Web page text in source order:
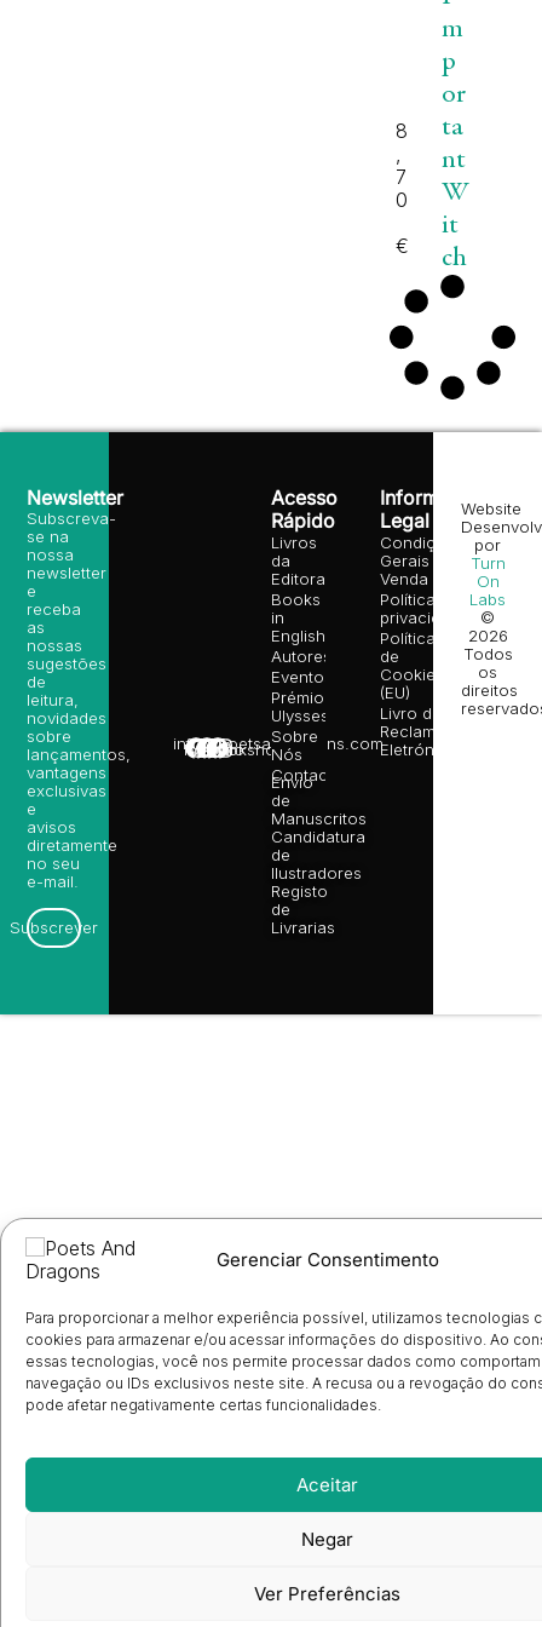
Gerenciar Consentimento
Para proporcionar a melhor experiência possível, utilizamos tecnologias
cookies para armazenar e/ou acessar informações do dispositivo. Ao
essas tecnologias, você nos permite processar dados como
navegação ou IDs exclusivos neste site. A recusa ou a revogação do
pode afetar negativamente certas funcionalidades.
Aceitar
Negar
Ver Preferências
8
7
0
€
m
p
or
ta
nt
W
it
ch
info@poetsandragons.com
Infantil
Adulto
Bookshop
Acesso
Rápido
Livros
da
Editora
Books
in
English
Autores
Eventos
Prémio
Ulysses
Sobre
Nós
Contactos
Envio
de
Manuscritos
Candidatura
de
Ilustradores
Registo
de
Livrarias
Informação
Legal
Condições
Gerais de
Venda
Política de
privacidade
Política
de
Cookies
(EU)
Livro de
Reclamações
Eletrónico
Newsletter
Subscreva-
se na
nossa
newsletter
e
receba
as
nossas
sugestões
de
leitura,
novidades
sobre
lançamentos,
vantagens
exclusivas
e
avisos
diretamente
no seu
e-mail.
Subscrever
Website
por
Turn
On
Labs
©
2026
Todos
os
direitos